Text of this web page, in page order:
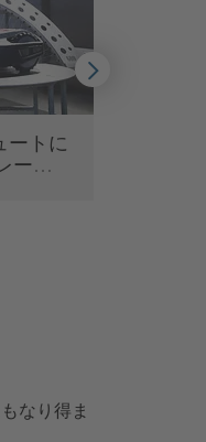
ートに
ー…
なり得ま